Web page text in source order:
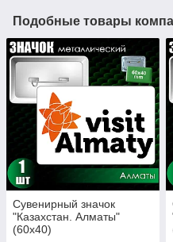
Подобные товары
Сувенирный значок
"Казахстан. Алматы"
(60х40)